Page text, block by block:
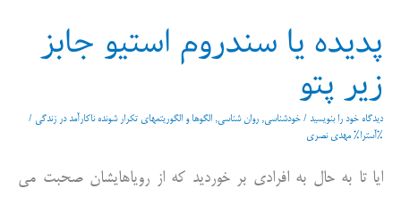
پدیده یا سندروم استیو جابز
زیر پتو
دیدگاه‌ خود را بنویسید / خودشناسی, روان شناسی, الگوها و الگوریتمهای تکرار شونده ناکارآمد در زندگی /
%آسترا% مهدی نصری
ایا تا به حال به افرادی بر خوردید که از رویاهایشان صحبت می